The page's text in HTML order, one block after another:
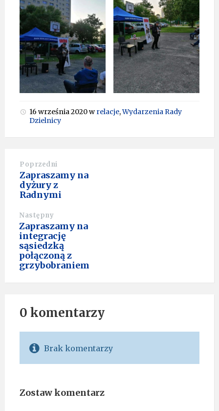
16 września 2020w relacje,Wydarzenia Rady
Dzielnicy
Poprzedni
Zapraszamy na
dyżury z
Radnymi
Następny
Zapraszamy na
integrację
sąsiedzką
połączoną z
grzybobraniem
0 komentarzy
Brak komentarzy
Zostaw komentarz